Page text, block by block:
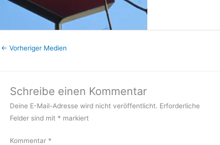
← Vorheriger Medien
Schreibe einen Kommentar
Deine E-Mail-Adresse wird nicht veröffentlicht. Erforderliche
Felder sind mit * markiert
Kommentar *